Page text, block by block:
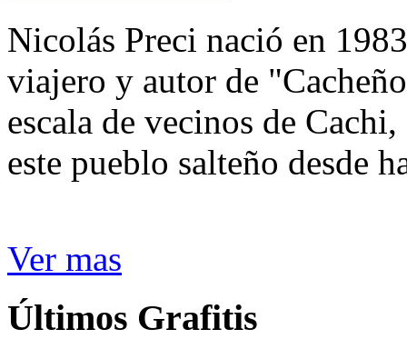
Nicolás Preci nació en
viajero y autor de
escala de vecinos de
este pueblo salteño desde
Ver mas
Últimos Grafitis